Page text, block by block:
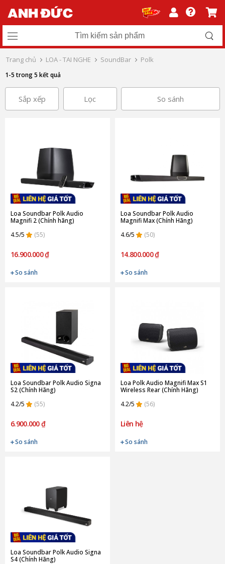
Trang chủ LOA - TAI NGHE SoundBar Polk
1-5 trong 5 kết quả
Sắp xếp Lọc So sánh
Loa Soundbar Polk Audio
Magnifi 2 (Chính hãng)
4.5/5
(55)
16.900.000 ₫
So sánh
Loa Soundbar Polk Audio
Magnifi Max (Chính Hãng)
4.6/5
(50)
14.800.000 ₫
So sánh
Loa Soundbar Polk Audio Signa
S2 (Chính Hãng)
4.2/5
(55)
6.900.000 ₫
So sánh
Loa Polk Audio Magnifi Max S1
Wireless Rear (Chính Hãng)
4.2/5
(56)
Liên hệ
So sánh
Loa Soundbar Polk Audio Signa
S4 (Chính Hãng)